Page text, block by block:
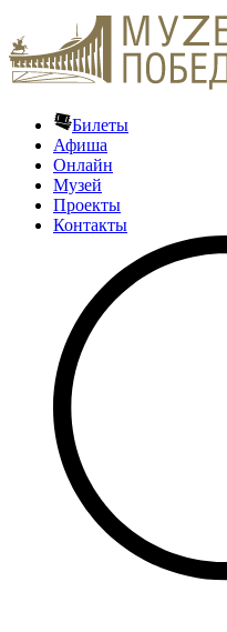
Билеты
Афиша
Онлайн
Музей
Проекты
Контакты